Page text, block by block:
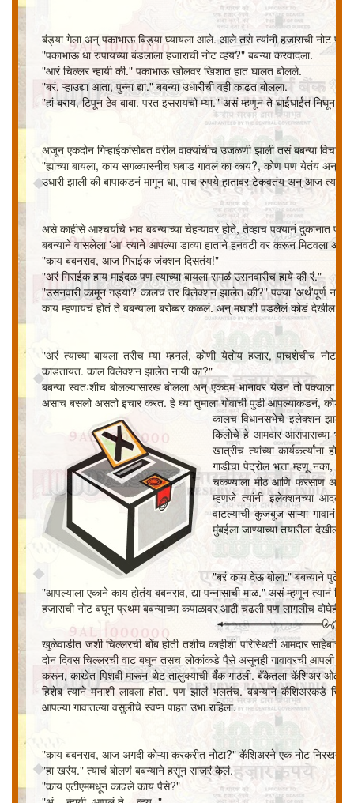
बंड्या गेला अन् पकाभाऊ बिड्या घ्यायला आले. आले तसे त्यांनी हजाराची नोट
"पकाभाऊ धा रुपायच्या बंडलाला हजाराची नोट व्हय?" बबन्या करवादला.
"आरं चिल्लर न्हायी की." पकाभाऊ खोलवर खिशात हात घालत बोलले.
"बरं, ऱ्हाउद्या आता, पुन्ना द्या." बबन्या उधारीची वही काढत बोलला.
"हां बराय, टिपून ठेव बाबा. परत इसरायचो म्या." असं म्हणून ते घाईघाईत निघून गेले.
अजून एकदोन गिऱ्हाईकांसोबत वरील वाक्यांचीच उजळणी झाली तसं बबन्या
"ह्याच्या बायला, काय सगळ्यास्नीच घबाड गावलं का काय?, कोण पण येतंय अन्
उधारी झाली की बापाकडनं मागून धा, पाच रुपये हातावर टेकवतंय अन् आज त्यानं
असे काहीसे आश्चर्याचे भाव बबन्याच्या चेहऱ्यावर होते, तेव्हाच पक्यानं दुकानात पाय
बबन्याने वासलेला 'आ' त्याने आपल्या डाव्या हाताने हनवटी वर करून मिटवला
"काय बबनराव, आज गिराईक जंक्शन दिसतंय!"
"अरं गिराईक हाय माइंदळ पण त्याच्या बायला सगळं उसनवारीच हाये की रं."
"उसनवारी कामून गड्या? कालच तर विलेक्शन झालेत की?" पक्या 'अर्थ'पूर्ण
काय म्हणायचं होतं ते बबन्याला बरोब्बर कळलं. अन् मघाशी पडलेलं कोडं देखील
"अरं त्याच्या बायला तरीच म्या म्हनलं, कोणी येतोय हजार, पाचशेचीच नोट
काडतायत. काल विलेक्शन झालेत नायी का?"
बबन्या स्वतःशीच बोलल्यासारखं बोलला अन् एकदम भानावर येउन तो पक्याला
असाच बसलो असतो इचार करत. हे घ्या तुमाला गोवाची पुडी आपल्याकडनं, कोडं
कालच विधानसभेचे इलेक्शन झाले
किलोचे हे आमदार आसपासच्या
खात्रीच त्यांच्या कार्यकर्त्यांना
गाडीचा पेट्रोल भत्ता म्हणू नका,
चकण्याला मीठ आणि फरसाण अशी
म्हणजे त्यांनी इलेक्शनच्या
वाटल्याची कुजबूज साऱ्या गावानं
मुंबईला जाण्याच्या तयारीला देखील
"बरं काय देऊ बोला." बबन्याने पुढे
"आपल्याला एकाने काय होतंय बबनराव, द्या पन्नासाची माळ." असं म्हणून त्यानं
हजाराची नोट बघून प्रथम बबन्याच्या कपाळावर आठी चढली पण लागलीच दोघेही
खुळेवाडीत जशी चिल्लरची बोंब होती तशीच काहीशी परिस्थिती आमदार
दोन दिवस चिल्लरची वाट बघून तसच लोकांकडे पैसे असूनही गावावरची आपली
करून, काखेत पिशवी मारून थेट तालुक्याची बँक गाठली. बँकेतला कॅशिअर
हिशेब त्याने मनाशी लावला होता. पण झालं भलतंच. बबन्याने कॅशिअरकडे
आपल्या गावातल्या वसुलीचे स्वप्न पाहत उभा राहिला.
"काय बबनराव, आज अगदी कोऱ्या करकरीत नोटा?" कॅशिअरने एक नोट निरखत
"हा खरंय." त्याचं बोलणं बबन्याने हसून साजरं केलं.
"काय एटीएममधून काढले काय पैसे?"